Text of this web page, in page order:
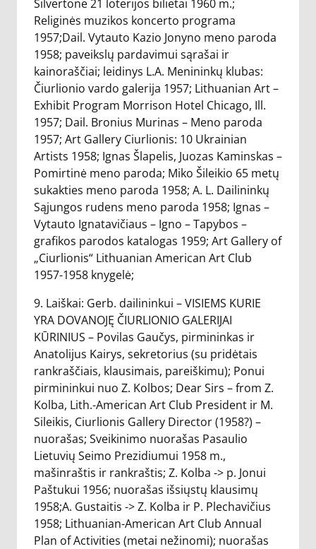
Silvertone 21 loterijos bilietai 1960 m.;
Religinės muzikos koncerto programa
1957;Dail. Vytauto Kazio Jonyno meno paroda
1958; paveikslų pardavimui sąrašai ir
kainoraščiai; leidinys L.A. Menininkų klubas:
Čiurlionio vardo galerija 1957; Lithuanian Art –
Exhibit Program Morrison Hotel Chicago, Ill.
1957; Dail. Bronius Murinas – Meno paroda
1957; Art Gallery Ciurlionis: 10 Ukrainian
Artists 1958; Ignas Šlapelis, Juozas Kaminskas –
Pomirtinė meno paroda; Miko Šileikio 65 metų
sukakties meno paroda 1958; A. L. Dailininkų
Sąjungos rudens meno paroda 1958; Ignas –
Vytauto Ignatavičiaus – Igno – Tapybos –
grafikos parodos katalogas 1959; Art Gallery of
„Ciurlionis“ Lithuanian American Art Club
1957-1958 knygelė;
9. Laiškai: Gerb. dailininkui – VISIEMS KURIE
YRA DOVANOJĘ ČIURLIONIO GALERIJAI
KŪRINIUS – Povilas Gaučys, pirmininkas ir
Anatolijus Kairys, sekretorius (su pridėtais
rankraščiais, klausimais, pareiškimu); Ponui
pirmininkui nuo Z. Kolbos; Dear Sirs – from Z.
Kolba, Lith.-American Art Club President ir M.
Sileikis, Ciurlionis Gallery Director (1958?) –
nuorašas; Sveikinimo nuorašas Pasaulio
Lietuvių Seimo Prezidiumui 1958 m.,
mašinraštis ir rankraštis; Z. Kolba -> p. Jonui
Paštukui 1956; nuorašas išsiųstų klausimų
1958;A. Gustaitis -> Z. Kolba ir P. Plechavičius
1958; Lithuanian-American Art Club Annual
Plan of Activities (metai nežinomi); nuorašas